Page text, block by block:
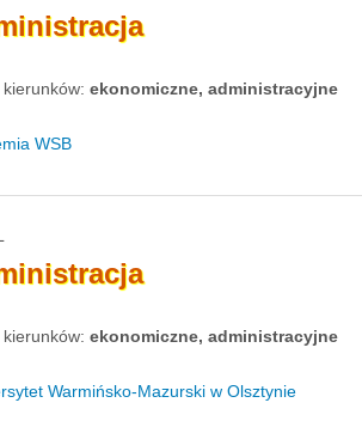
ekonomiczne, administracyjne
WSB
ekonomiczne, administracyjne
Warmińsko-Mazurski w Olsztynie